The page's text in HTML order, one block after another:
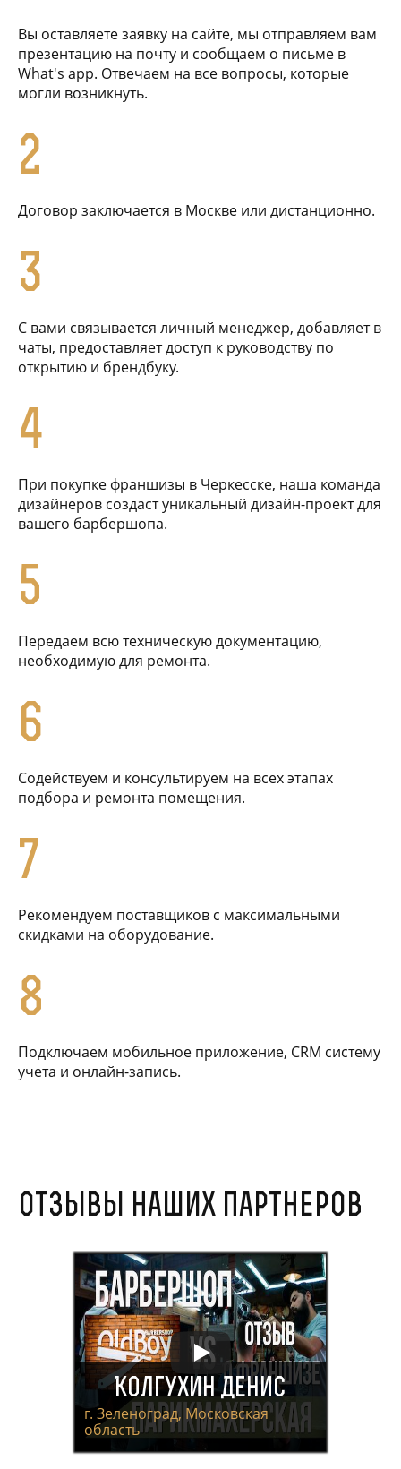
Вы оставляете заявку на сайте, мы отправляем вам
презентацию на почту и сообщаем о письме в
What's app. Отвечаем на все вопросы, которые
могли возникнуть.
2
Договор заключается в Москве или дистанционно.
3
С вами связывается личный менеджер, добавляет в
чаты, предоставляет доступ к руководству по
открытию и брендбуку.
4
При покупке франшизы в Черкесске, наша команда
дизайнеров создаст уникальный дизайн-проект для
вашего барбершопа.
5
Передаем всю техническую документацию,
необходимую для ремонта.
6
Содействуем и консультируем на всех этапах
подбора и ремонта помещения.
7
Рекомендуем поставщиков с максимальными
скидками на оборудование.
8
Подключаем мобильное приложение, CRM систему
учета и онлайн-запись.
Отзывы наших партнеров
Колгухин Денис
г. Зеленоград, Московская
область